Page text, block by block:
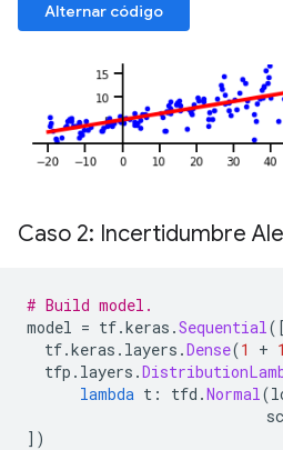
Alternar código
Caso 2: Incertidumbre
# Build model.
model = tf.keras .Sequential([
tf.keras . layers .Dense(1 + 1
tfp . layers .
lambda t : tfd .Normal(
])